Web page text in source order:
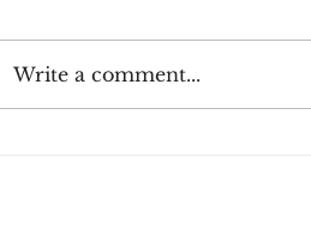
Write a comment...